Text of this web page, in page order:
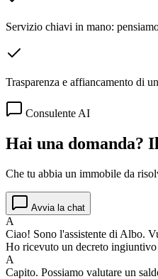
Servizio chiavi in mano:
Trasparenza e affiancamento di
Consulente AI
Hai una domanda?
Che tu abbia un immobile da
Avvia la chat
A
Ciao! Sono l'assistente di Albo.
Ho ricevuto un decreto ingiuntivo
A
Capito. Possiamo valutare un